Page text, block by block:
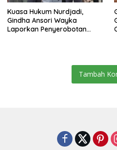
Kuasa Hukum Nurdjadi,
Gindha Ansori Wayka
Laporkan Penyerobotan
Tambah